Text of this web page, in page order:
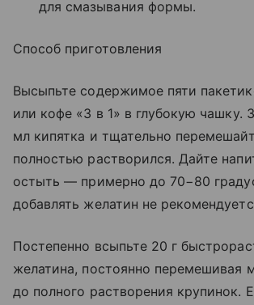
для смазывания формы.
Способ приготовления
Высыпьте содержимое пяти
или кофе «3 в 1» в глубокую чашку.
мл кипятка и тщательно
полностью растворился. Дайте
остыть — примерно до 70−80
добавлять желатин не
Постепенно всыпьте 20 г
желатина, постоянно перемешивая
до полного растворения крупинок.